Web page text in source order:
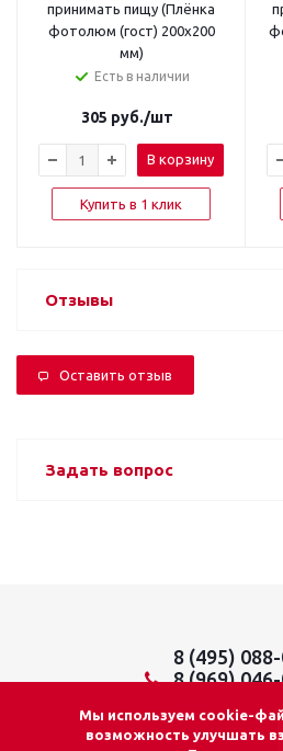
принимать пищу (Плёнка
фотолюм (гост) 200x200
мм)
Есть в наличии
305 руб./шт
В корзину
Купить в 1 клик
Отзывы
Оставить отзыв
Задать вопрос
8 (495)
8 (969)
Мы используем cookie-
возможность улучшать